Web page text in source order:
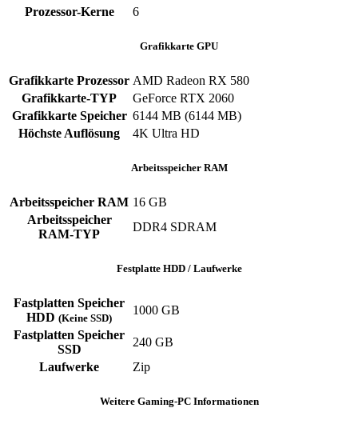
Prozessor-Kerne
6
Grafikkarte GPU
Grafikkarte Prozessor AMD Radeon RX 580
Grafikkarte-TYP
GeForce RTX 2060
Grafikkarte Speicher 6144 MB (6144 MB)
Höchste Auflösung
4K Ultra HD
Arbeitsspeicher RAM
Arbeitsspeicher RAM 16 GB
Arbeitsspeicher
RAM-TYP
DDR4 SDRAM
Festplatte HDD / Laufwerke
Fastplatten Speicher
HDD (Keine SSD)
1000 GB
Fastplatten Speicher
SSD
240 GB
Laufwerke
Zip
Weitere Gaming-PC Informationen